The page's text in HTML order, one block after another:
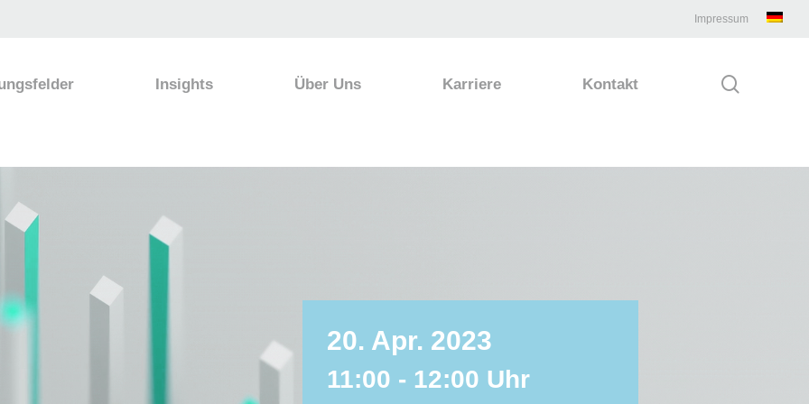
Impressum
Insights Über Uns Karriere Kontakt
20. Apr. 2023
11:00 - 12:00 Uhr